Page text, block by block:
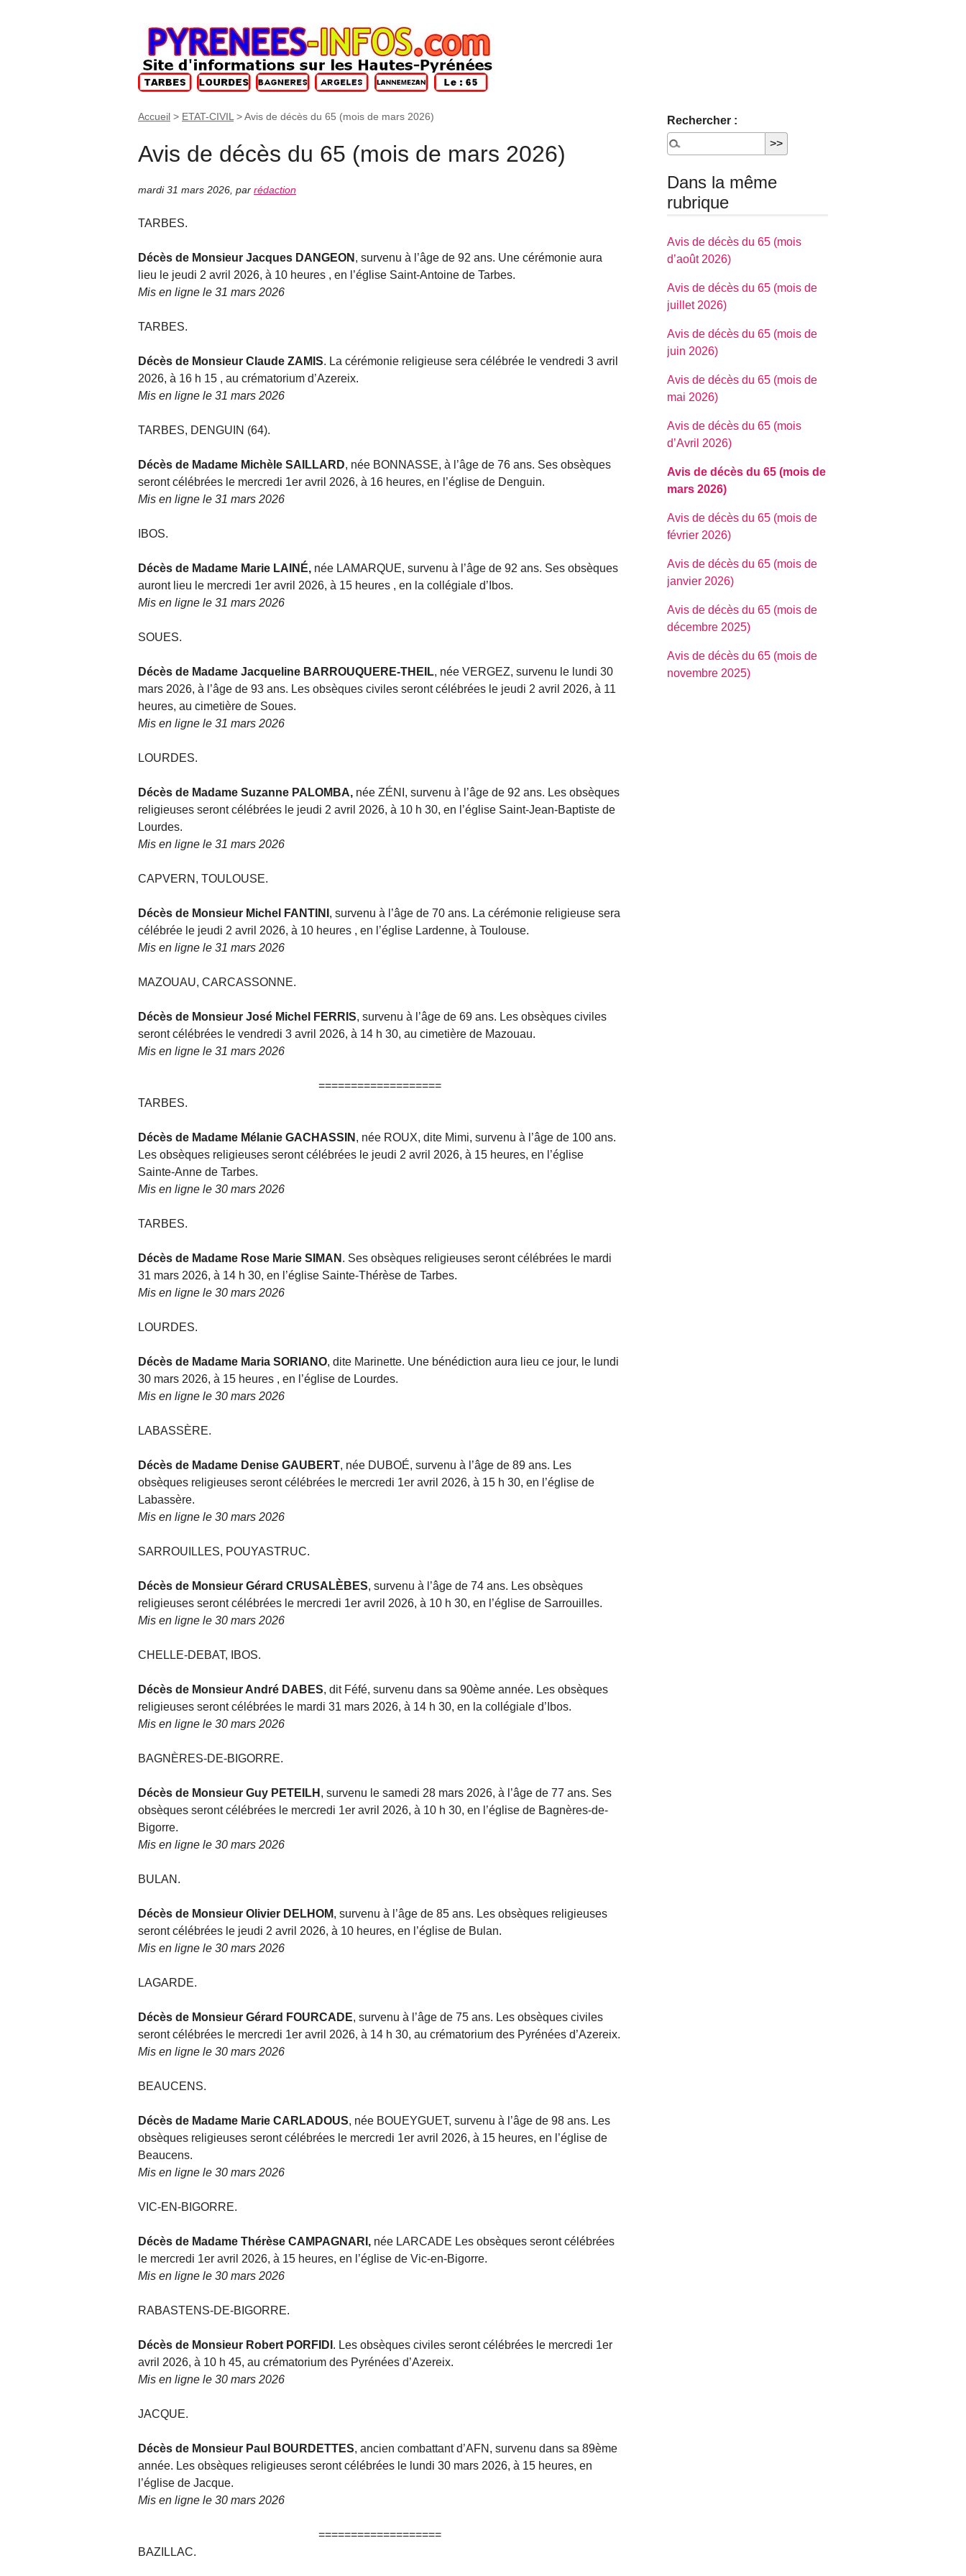
Accueil > ETAT-CIVIL >Avis de décès du 65 (mois de mars 2026)
Avis de décès du 65 (mois de mars 2026)
mardi 31 mars 2026 par rédaction
TARBES.
Décès de Monsieur Jacques DANGEON , survenu à l’âge de 92 ans. Une cérémonie aura
lieu le jeudi 2 avril 2026, à 10 heures , en l’église Saint-Antoine de Tarbes.
Mis en ligne le 31 mars 2026
TARBES.
Décès de Monsieur Claude ZAMIS. La cérémonie religieuse sera célébrée le vendredi 3 avril
2026, à 16 h 15 , au crématorium d’Azereix.
Mis en ligne le 31 mars 2026
TARBES, DENGUIN (64).
Décès de Madame Michèle SAILLARD, née BONNASSE, à l’âge de 76 ans. Ses obsèques
seront célébrées le mercredi 1er avril 2026, à 16 heures, en l’église de Denguin.
Mis en ligne le 31 mars 2026
IBOS.
Décès de Madame Marie LAINÉ, née LAMARQUE, survenu à l’âge de 92 ans. Ses obsèques
auront lieu le mercredi 1er avril 2026, à 15 heures , en la collégiale d’Ibos.
Mis en ligne le 31 mars 2026
SOUES.
Décès de Madame Jacqueline BARROUQUERE-THEIL, née VERGEZ, survenu le lundi 30
mars 2026, à l’âge de 93 ans. Les obsèques civiles seront célébrées le jeudi 2 avril 2026, à 11
heures, au cimetière de Soues.
Mis en ligne le 31 mars 2026
LOURDES.
Décès de Madame Suzanne PALOMBA, née ZÉNI, survenu à l’âge de 92 ans. Les obsèques
religieuses seront célébrées le jeudi 2 avril 2026, à 10 h 30, en l’église Saint-Jean-Baptiste de
Lourdes.
Mis en ligne le 31 mars 2026
CAPVERN, TOULOUSE.
Décès de Monsieur Michel FANTINI , survenu à l’âge de 70 ans. La cérémonie religieuse sera
célébrée le jeudi 2 avril 2026, à 10 heures , en l’église Lardenne, à Toulouse.
Mis en ligne le 31 mars 2026
MAZOUAU, CARCASSONNE.
Décès de Monsieur José Michel FERRIS, survenu à l’âge de 69 ans. Les obsèques civiles
seront célébrées le vendredi 3 avril 2026, à 14 h 30, au cimetière de Mazouau.
Mis en ligne le 31 mars 2026
===================
TARBES.
Décès de Madame Mélanie GACHASSIN , née ROUX, dite Mimi, survenu à l’âge de 100 ans.
Les obsèques religieuses seront célébrées le jeudi 2 avril 2026, à 15 heures, en l’église
Sainte-Anne de Tarbes.
Mis en ligne le 30 mars 2026
TARBES.
Décès de Madame Rose Marie SIMAN . Ses obsèques religieuses seront célébrées le mardi
31 mars 2026, à 14 h 30, en l’église Sainte-Thérèse de Tarbes.
Mis en ligne le 30 mars 2026
LOURDES.
Décès de Madame Maria SORIANO, dite Marinette. Une bénédiction aura lieu ce jour, le lundi
30 mars 2026, à 15 heures , en l’église de Lourdes.
Mis en ligne le 30 mars 2026
LABASSÈRE.
Décès de Madame Denise GAUBERT, née DUBOÉ, survenu à l’âge de 89 ans. Les
obsèques religieuses seront célébrées le mercredi 1er avril 2026, à 15 h 30, en l’église de
Labassère.
Mis en ligne le 30 mars 2026
SARROUILLES, POUYASTRUC.
Décès de Monsieur Gérard CRUSALÈBES, survenu à l’âge de 74 ans. Les obsèques
religieuses seront célébrées le mercredi 1er avril 2026, à 10 h 30, en l’église de Sarrouilles.
Mis en ligne le 30 mars 2026
CHELLE-DEBAT, IBOS.
Décès de Monsieur André DABES, dit Féfé, survenu dans sa 90ème année. Les obsèques
religieuses seront célébrées le mardi 31 mars 2026, à 14 h 30, en la collégiale d’Ibos.
Mis en ligne le 30 mars 2026
BAGNÈRES-DE-BIGORRE.
Décès de Monsieur Guy PETEILH , survenu le samedi 28 mars 2026, à l’âge de 77 ans. Ses
obsèques seront célébrées le mercredi 1er avril 2026, à 10 h 30, en l’église de Bagnères-de-
Bigorre.
Mis en ligne le 30 mars 2026
BULAN.
Décès de Monsieur Olivier DELHOM, survenu à l’âge de 85 ans. Les obsèques religieuses
seront célébrées le jeudi 2 avril 2026, à 10 heures, en l’église de Bulan.
Mis en ligne le 30 mars 2026
LAGARDE.
Décès de Monsieur Gérard FOURCADE, survenu à l’âge de 75 ans. Les obsèques civiles
seront célébrées le mercredi 1er avril 2026, à 14 h 30, au crématorium des Pyrénées d’Azereix.
Mis en ligne le 30 mars 2026
BEAUCENS.
Décès de Madame Marie CARLADOUS, née BOUEYGUET, survenu à l’âge de 98 ans. Les
obsèques religieuses seront célébrées le mercredi 1er avril 2026, à 15 heures, en l’église de
Beaucens.
Mis en ligne le 30 mars 2026
VIC-EN-BIGORRE.
Décès de Madame Thérèse CAMPAGNARI, née LARCADE Les obsèques seront célébrées
le mercredi 1er avril 2026, à 15 heures, en l’église de Vic-en-Bigorre.
Mis en ligne le 30 mars 2026
RABASTENS-DE-BIGORRE.
Décès de Monsieur Robert PORFIDI . Les obsèques civiles seront célébrées le mercredi 1er
avril 2026, à 10 h 45, au crématorium des Pyrénées d’Azereix.
Mis en ligne le 30 mars 2026
JACQUE.
Décès de Monsieur Paul BOURDETTES, ancien combattant d’AFN, survenu dans sa 89ème
année. Les obsèques religieuses seront célébrées le lundi 30 mars 2026, à 15 heures, en
l’église de Jacque.
Mis en ligne le 30 mars 2026
===================
BAZILLAC.
Rechercher :
Dans la même
rubrique
Avis de décès du 65 (mois
d’août 2026)
Avis de décès du 65 (mois de
juillet 2026)
Avis de décès du 65 (mois de
juin 2026)
Avis de décès du 65 (mois de
mai 2026)
Avis de décès du 65 (mois
d’Avril 2026)
Avis de décès du 65 (mois de
mars 2026)
Avis de décès du 65 (mois de
février 2026)
Avis de décès du 65 (mois de
janvier 2026)
Avis de décès du 65 (mois de
décembre 2025)
Avis de décès du 65 (mois de
novembre 2025)